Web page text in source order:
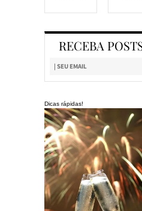
RECEBA
Dicas rápidas!